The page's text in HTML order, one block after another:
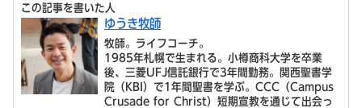
この記事を書いた人
ゆうき牧師
牧師。ライフコーチ。
1985年札幌で生まれる。小樽商科大学を卒業
後、三菱UFJ信託銀行で3年間勤務。関西聖書学
院（KBI）で1年間聖書を学ぶ。CCC（Campus
Crusade for Christ）短期宣教を通じて出会っ